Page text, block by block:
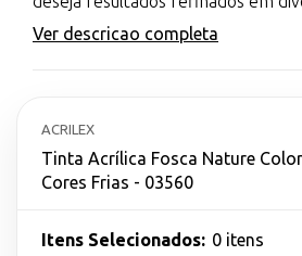
Ver descricao completa
ACRILEX
Tinta Acrílica Fosca Nature
Cores Frias - 03560
Itens Selecionados: 0 itens